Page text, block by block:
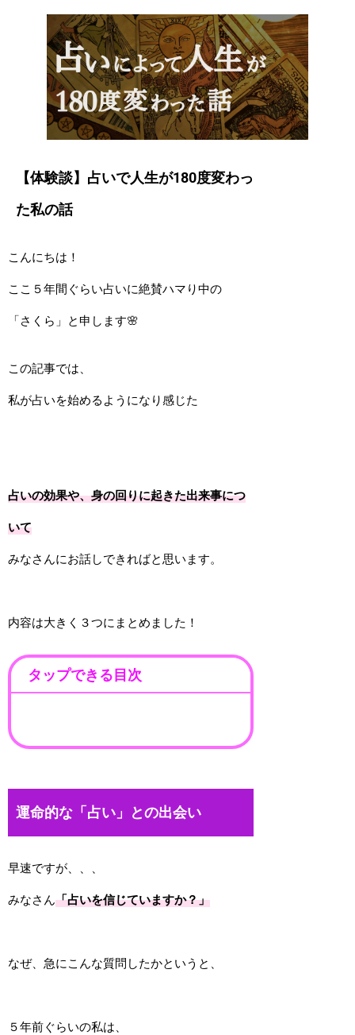
【体験談】占いで人生が180度変わっ
た私の話
こんにちは！
ここ５年間ぐらい占いに絶賛ハマり中の
「さくら」と申します🌸
この記事では、
私が占いを始めるようになり感じた
占いの効果や、身の回りに起きた出来事につ
いて
みなさんにお話しできればと思います。
内容は大きく３つにまとめました！
タップできる目次
運命的な「占い」との出会い
早速ですが、、、
みなさん「占いを信じていますか？」
なぜ、急にこんな質問したかというと、
５年前ぐらいの私は、